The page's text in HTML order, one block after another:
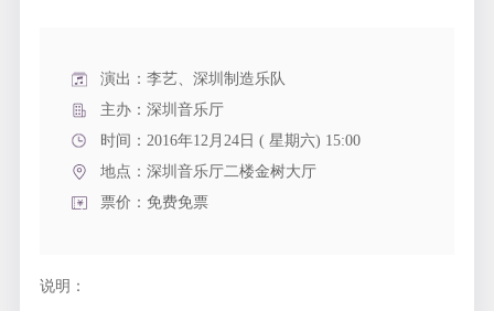
演出：李艺、深圳制造乐队
主办：深圳音乐厅
时间：2016年12月24日 ( 星期六) 15:00
地点： 深圳音乐厅二楼金树大厅
票价：免费免票
说明：